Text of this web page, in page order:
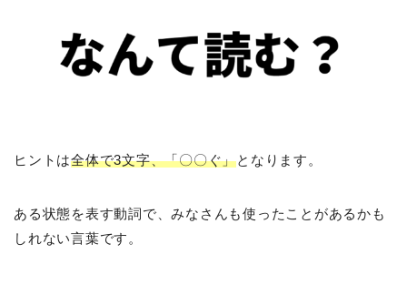
ヒントは全体で3文字、「〇〇ぐ」となります。
ある状態を表す動詞で、みなさんも使ったことがあるかも
しれない言葉です。